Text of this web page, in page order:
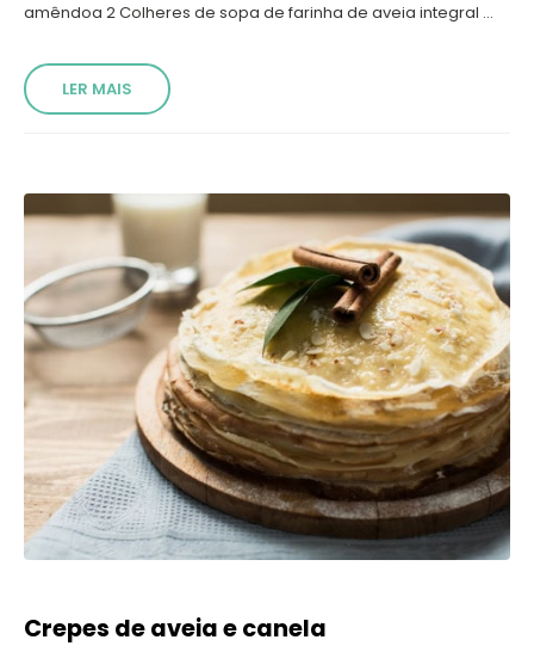
amêndoa 2 Colheres de sopa de farinha de aveia integral ...
LER MAIS
Crepes de aveia e canela